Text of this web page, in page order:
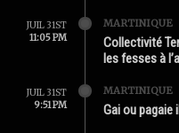
JUIL 31ST
11:05 PM
MARTINIQUE
Collectivité
les fesses à
JUIL 31ST
9:51 PM
MARTINIQUE
Gai ou pagaie